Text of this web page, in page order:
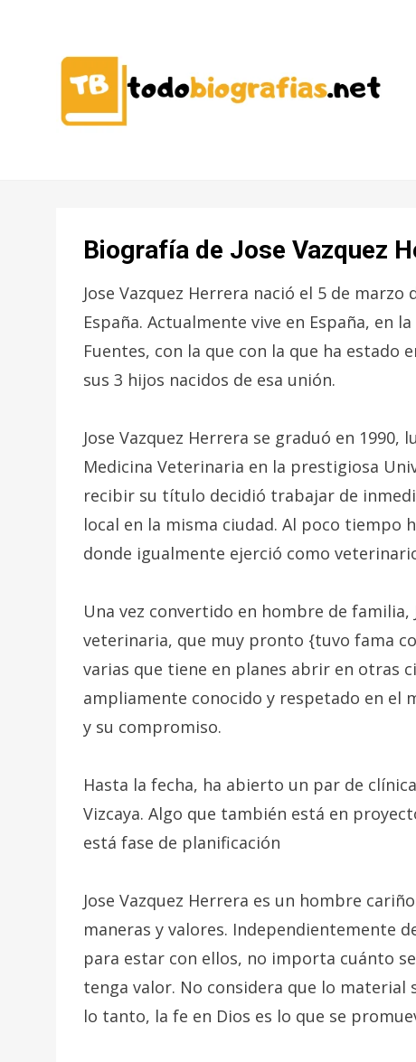
Biografía de Jose Vazquez
Jose Vazquez Herrera nació el 5 de
España. Actualmente vive en España, en
Fuentes, con la que con la que ha estado
sus 3 hijos nacidos de esa unión.
Jose Vazquez Herrera se graduó en
Medicina Veterinaria en la prestigiosa
recibir su título decidió trabajar de
local en la misma ciudad. Al poco tiempo
donde igualmente ejerció como
Una vez convertido en hombre de
veterinaria, que muy pronto {tuvo fama
varias que tiene en planes abrir en otras
ampliamente conocido y respetado en el
y su compromiso.
Hasta la fecha, ha abierto un par de
Vizcaya. Algo que también está en
está fase de planificación
Jose Vazquez Herrera es un hombre
maneras y valores. Independientemente
para estar con ellos, no importa cuánto
tenga valor. No considera que lo
lo tanto, la fe en Dios es lo que se